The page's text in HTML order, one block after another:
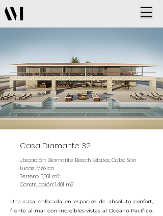
Casa Diamante 32
Ubicación: Diamante, Beach Estates. Cabo San
Lucas. México.
Terreno: 3,361 m2
Construcción: 1,401 m2
Una casa enfocada en espacios de absoluto confort,
frente al mar con increíbles vistas al Océano Pacífico.